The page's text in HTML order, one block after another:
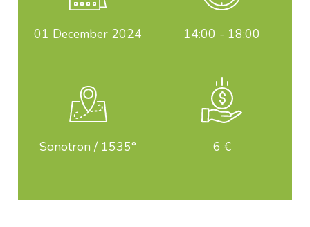
01 December 2024 14:00 - 18:00
Sonotron / 1535° 6 €